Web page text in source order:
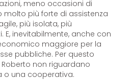
meno occasioni di
molto più forte di assistenza
più isolata, più
E, inevitabilmente, anche con
maggiore per la
pubbliche. Per questo
non riguardano
o una cooperativa.